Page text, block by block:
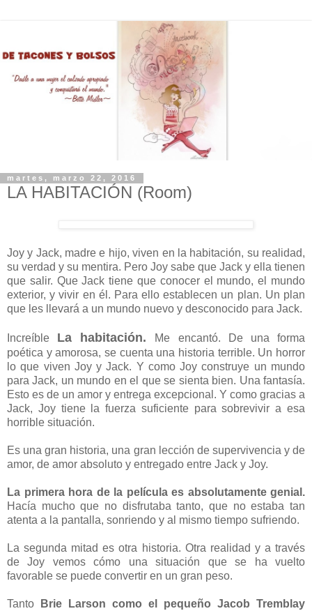
martes, marzo 22, 2016
LA HABITACIÓN (Room)
Joy y Jack, madre e hijo, viven en la habitación, su realidad,
su verdad y su mentira. Pero Joy sabe que Jack y ella tienen
que salir. Que Jack tiene que conocer el mundo, el mundo
exterior, y vivir en él. Para ello establecen un plan. Un plan
que les llevará a un mundo nuevo y desconocido para Jack.
Increíble La habitación.
Me encantó. De una forma
poética y amorosa, se cuenta una historia terrible. Un horror
lo que viven Joy y Jack. Y como Joy construye un mundo
para Jack, un mundo en el que se sienta bien. Una fantasía.
Esto es de un amor y entrega excepcional. Y como gracias a
Jack, Joy tiene la fuerza suficiente para sobrevivir a esa
horrible situación.
Es una gran historia, una gran lección de supervivencia y de
amor, de amor absoluto y entregado entre Jack y Joy.
La primera hora de la película es absolutamente genial.
Hacía mucho que no disfrutaba tanto, que no estaba tan
atenta a la pantalla, sonriendo y al mismo tiempo sufriendo.
La segunda mitad es otra historia. Otra realidad y a través
de Joy vemos cómo una situación que se ha vuelto
favorable se puede convertir en un gran peso.
Tanto
Brie Larson como el pequeño Jacob Tremblay